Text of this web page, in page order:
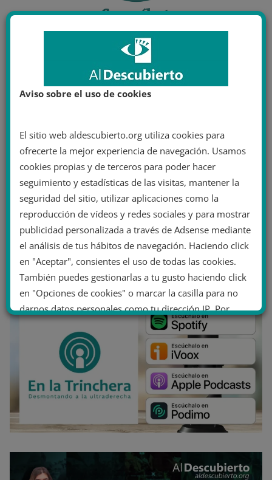
Aviso sobre el uso de cookies
El sitio web aldescubierto.org utiliza cookies para
ofrecerte la mejor experiencia de navegación. Usamos
cookies propias y de terceros para poder hacer
seguimiento y estadísticas de las visitas, mantener la
seguridad del sitio, utilizar aplicaciones como la
reproducción de vídeos y redes sociales y para mostrar
publicidad personalizada a través de Adsense mediante
el análisis de tus hábitos de navegación. Haciendo click
en "Aceptar", consientes el uso de todas las cookies.
También puedes gestionarlas a tu gusto haciendo click
en "Opciones de cookies" o marcar la casilla para no
darnos datos personales como tu dirección IP. Por
último, puedes leer nuestra Política de cookies.
No dar mi información personal
Opciones de cookies Aceptar cookies
Rechazar cookies Política de cookies